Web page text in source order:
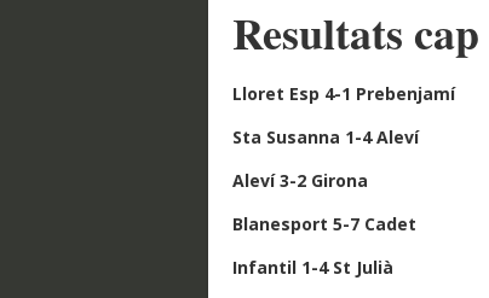
Resultats
Lloret Esp 4-1 Prebenjamí
​Sta Susanna 1-4 Aleví
Aleví 3-2 Girona
​Blanesport 5-7 Cadet
Infantil 1-4 St Julià